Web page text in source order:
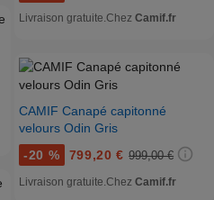
Livraison gratuite.Chez Camif.fr
CAMIF Canapé capitonné
velours Odin Gris
-20 % 799,20 € 999,00 €
Livraison gratuite.Chez Camif.fr